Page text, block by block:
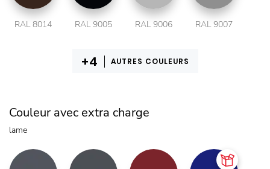
RAL 8014 RAL 9005 RAL 9006 RAL 9007
AUTRES COULEURS
Couleur avec extra charge
lame